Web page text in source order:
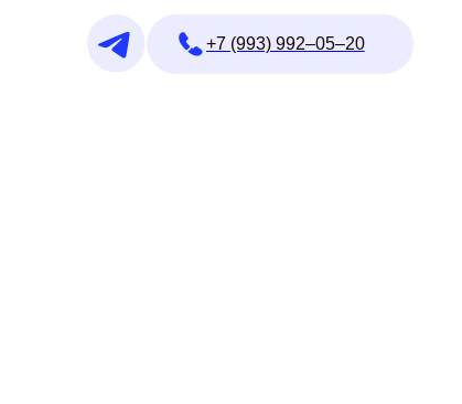
+7 (993) 992–05–20